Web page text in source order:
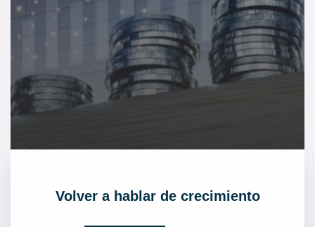
Volver a hablar de crecimiento